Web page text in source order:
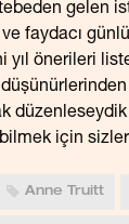
gelen
faydacı
önerileri
için
Anne Truitt